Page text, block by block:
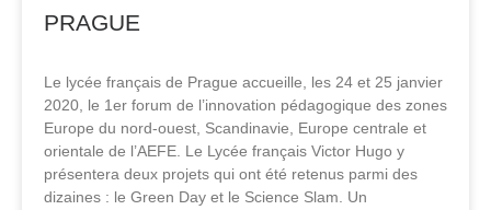
PRAGUE
Le lycée français de Prague accueille, les 24 et 25 janvier
2020, le 1er forum de l’innovation pédagogique des zones
Europe du nord-ouest, Scandinavie, Europe centrale et
orientale de l’AEFE. Le Lycée français Victor Hugo y
présentera deux projets qui ont été retenus parmi des
dizaines : le Green Day et le Science Slam. Un